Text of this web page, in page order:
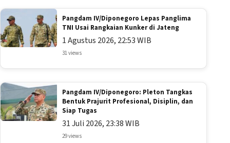
Pangdam IV/Diponegoro Lepas Panglima
TNI Usai Rangkaian Kunker di Jateng
1 Agustus 2026, 22:53 WIB
31 views
Pangdam IV/Diponegoro: Pleton Tangkas
Bentuk Prajurit Profesional, Disiplin, dan
Siap Tugas
31 Juli 2026, 23:38 WIB
29 views